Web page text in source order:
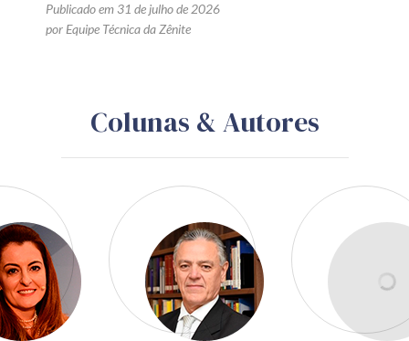
Publicado em 31 de julho de 2026
por Equipe Técnica da Zênite
Colunas & Autores